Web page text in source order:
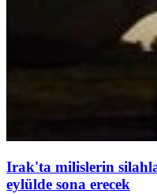
Irak'ta milislerin
eylülde sona erecek